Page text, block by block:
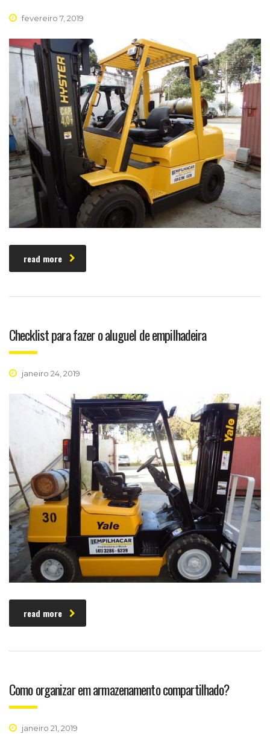
fevereiro 7, 2019
read more
Checklist para fazer o aluguel de empilhadeira
janeiro 24, 2019
read more
Como organizar em armazenamento compartilhado?
janeiro 21, 2019